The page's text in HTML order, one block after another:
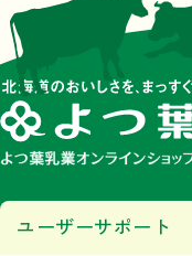
ユーザーサポート